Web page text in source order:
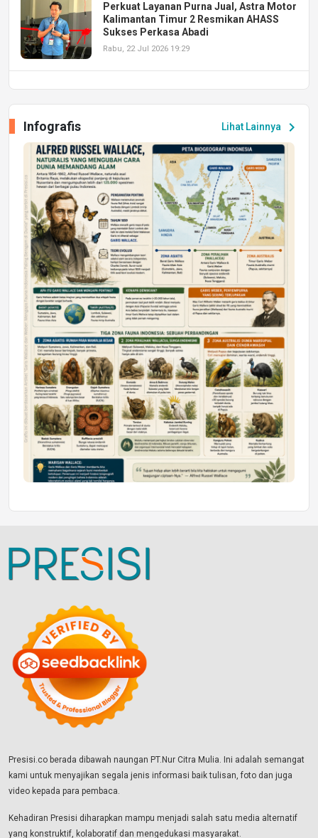
Perkuat Layanan Purna Jual, Astra Motor
Kalimantan Timur 2 Resmikan AHASS
Sukses Perkasa Abadi
Rabu, 22 Jul 2026 19:29
Peluang Kerja dan Magang
Jumat, 17 Jul 2026 22:30
DAERAH
Astra Motor Kalimantan Timur 2 Dukung
Mahasiswa Samarinda dalam Astra
Honda SDGs Future Leaders 2026
Jumat, 10 Jul 2026 19:01
Lihat Lainnya chevron_right
Infografis
Presisi.co berada dibawah naungan PT.Nur Citra Mulia. Ini adalah semangat
kami untuk menyajikan segala jenis informasi baik tulisan, foto dan juga
video kepada para pembaca.
Kehadiran Presisi diharapkan mampu menjadi salah satu media alternatif
yang konstruktif, kolaboratif dan mengedukasi masyarakat.